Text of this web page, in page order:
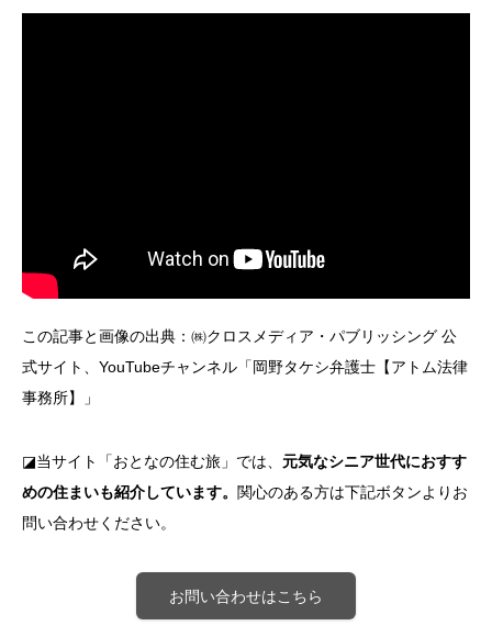
この記事と画像の出典：㈱クロスメディア・パブリッシング 公
式サイト、YouTubeチャンネル「岡野タケシ弁護士【アトム法律
事務所】」
◪当サイト「おとなの住む旅」では、 元気なシニア世代におすす
めの住まいも紹介しています。 関心のある方は下記ボタンよりお
問い合わせください。
お問い合わせはこちら